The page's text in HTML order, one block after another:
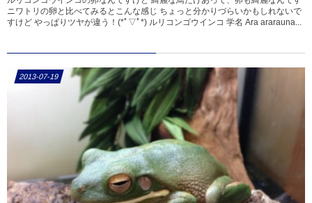
ニワトリの卵と比べてみるとこんな感じ ちょっと分かりづらいかもしれないで
すけど やっぱりツヤが違う！(*ﾟ▽ﾟ*) ルリコンゴウインコ 学名 Ara ararauna...
2013-07-19